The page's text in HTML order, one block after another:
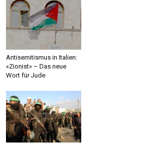
Antisemitismus in Italien:
«Zionist» – Das neue
Wort für Jude